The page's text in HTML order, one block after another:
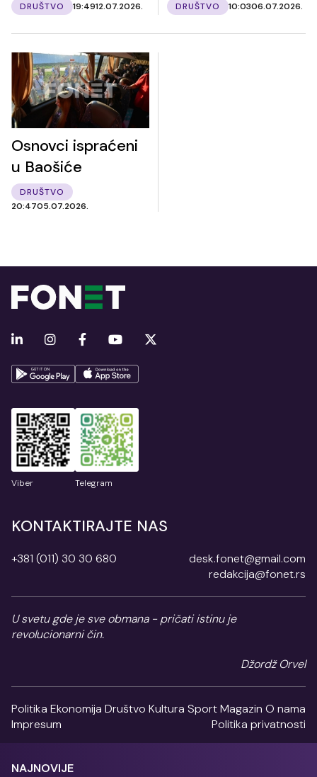
DRUŠTVO 19:4912.07.2026. DRUŠTVO 10:0306.07.2026.
Osnovci ispraćeni
u Baošiće
DRUŠTVO
20:4705.07.2026.
Viber Telegram
KONTAKTIRAJTE NAS
+381 (011) 30 30 680
desk.fonet@gmail.com
redakcija@fonet.rs
U svetu gde je sve obmana - pričati istinu je
revolucionarni čin.
Džordž Orvel
Politika Ekonomija Društvo Kultura SportMagazin O nama
Impresum
Politika privatnosti
NAJNOVIJE